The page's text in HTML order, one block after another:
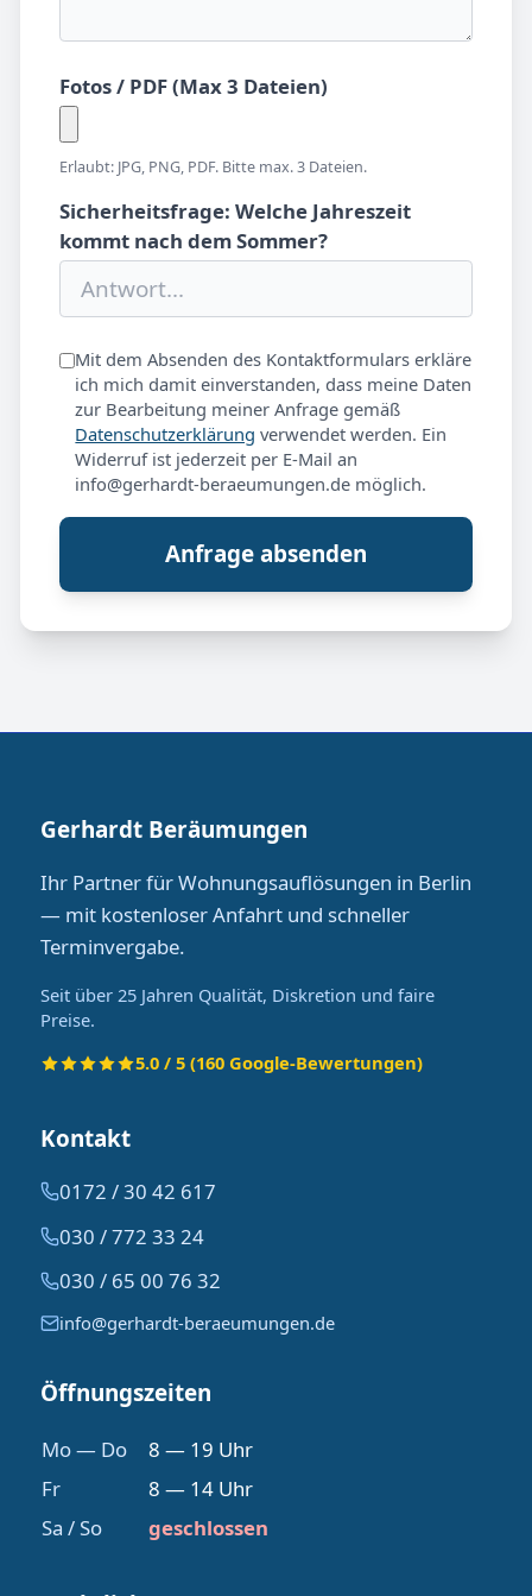
Fotos / PDF (Max 3 Dateien)
Erlaubt: JPG, PNG, PDF. Bitte max. 3 Dateien.
Sicherheitsfrage: Welche Jahreszeit
kommt nach dem Sommer?
Mit dem Absenden des Kontaktformulars erkläre
ich mich damit einverstanden, dass meine Daten
zur Bearbeitung meiner Anfrage gemäß
Datenschutzerklärung verwendet werden. Ein
Widerruf ist jederzeit per E-Mail an
info@gerhardt-beraeumungen.de möglich.
Anfrage absenden
Gerhardt Beräumungen
Ihr Partner für Wohnungsauflösungen in Berlin
— mit kostenloser Anfahrt und schneller
Terminvergabe.
Seit über 25 Jahren Qualität, Diskretion und faire
Preise.
5.0 / 5 (160 Google-Bewertungen)
Kontakt
0172 / 30 42 617
030 / 772 33 24
030 / 65 00 76 32
info@gerhardt-beraeumungen.de
Öffnungszeiten
Mo — Do
8 — 19 Uhr
Fr
8 — 14 Uhr
Sa / So
geschlossen